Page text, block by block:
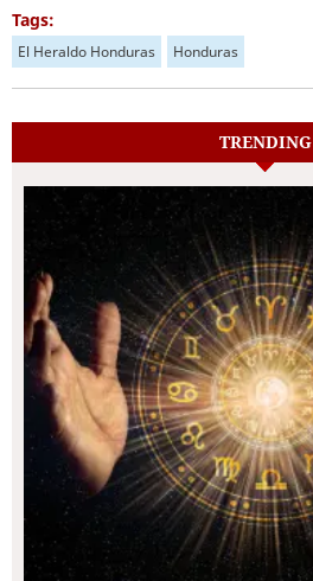
Tags:
El Heraldo Honduras Honduras
TRENDING